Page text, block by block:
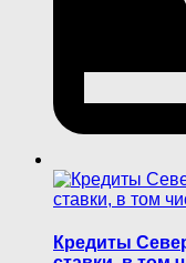
Кредиты